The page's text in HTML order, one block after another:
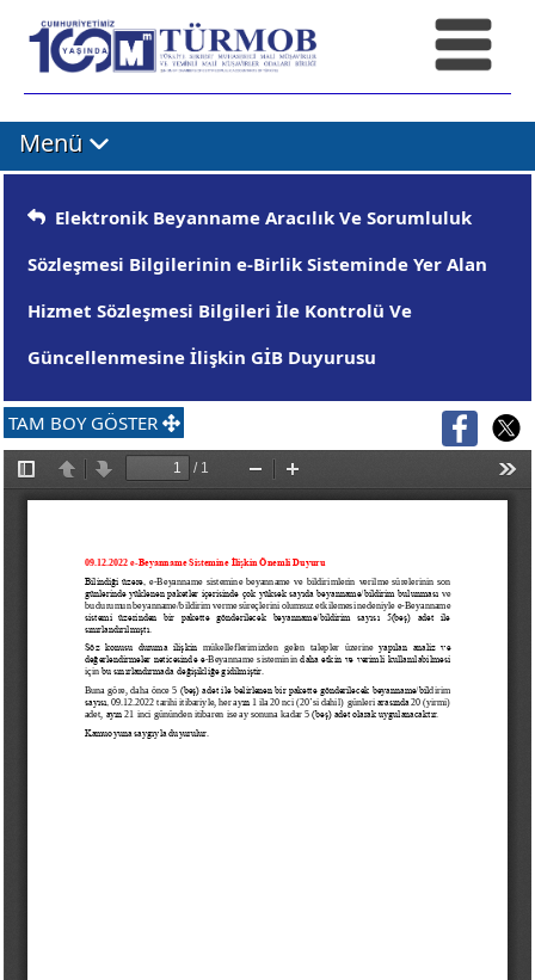
Menü
Elektronik Beyanname Aracılık Ve Sorumluluk
Sözleşmesi Bilgilerinin e-Birlik Sisteminde Yer Alan
Hizmet Sözleşmesi Bilgileri İle Kontrolü Ve
Güncellenmesine İlişkin GİB Duyurusu
TAM BOY GÖSTER